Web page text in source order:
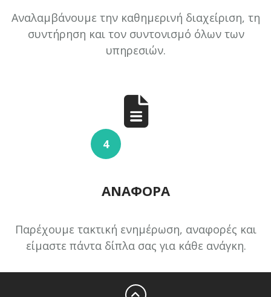
Αναλαμβάνουμε την καθημερινή διαχείριση, τη
συντήρηση και τον συντονισμό όλων των
υπηρεσιών.
4
ΑΝΑΦΟΡΆ
Παρέχουμε τακτική ενημέρωση, αναφορές και
είμαστε πάντα δίπλα σας για κάθε ανάγκη.